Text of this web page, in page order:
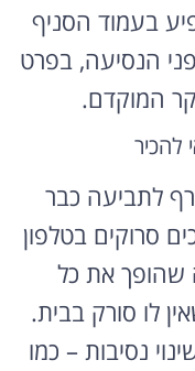
בעמוד הסניף
הנסיעה, בפרט
המוקדם.
להכיר
לתביעה כבר
סרוקים בטלפון
שהופך את כל
לו סורק בבית.
נסיבות – כמו